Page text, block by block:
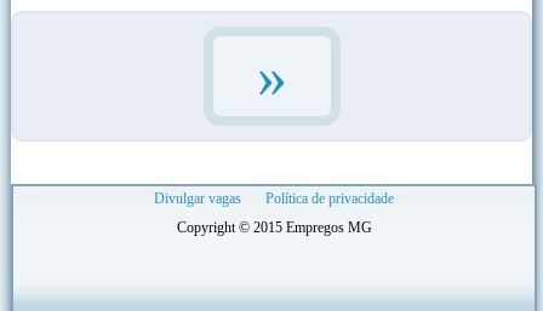
»
Divulgar vagas
Política de privacidade
Copyright © 2015 Empregos MG